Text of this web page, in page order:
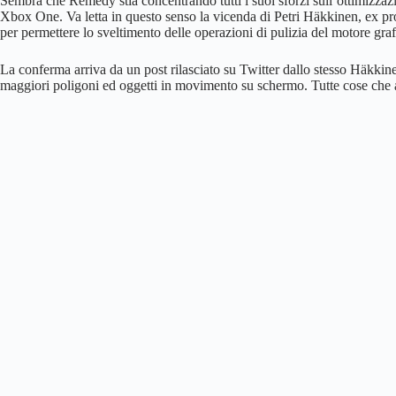
Xbox One. Va letta in questo senso la vicenda di Petri Häkkinen, ex
per permettere lo sveltimento delle operazioni di pulizia del motore
La conferma arriva da un post rilasciato su Twitter dallo stesso
maggiori poligoni ed oggetti in movimento su schermo. Tutte cose che